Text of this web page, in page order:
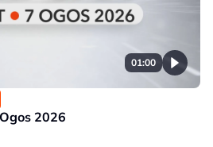
01:00
2026